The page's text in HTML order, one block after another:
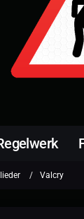
Valcry